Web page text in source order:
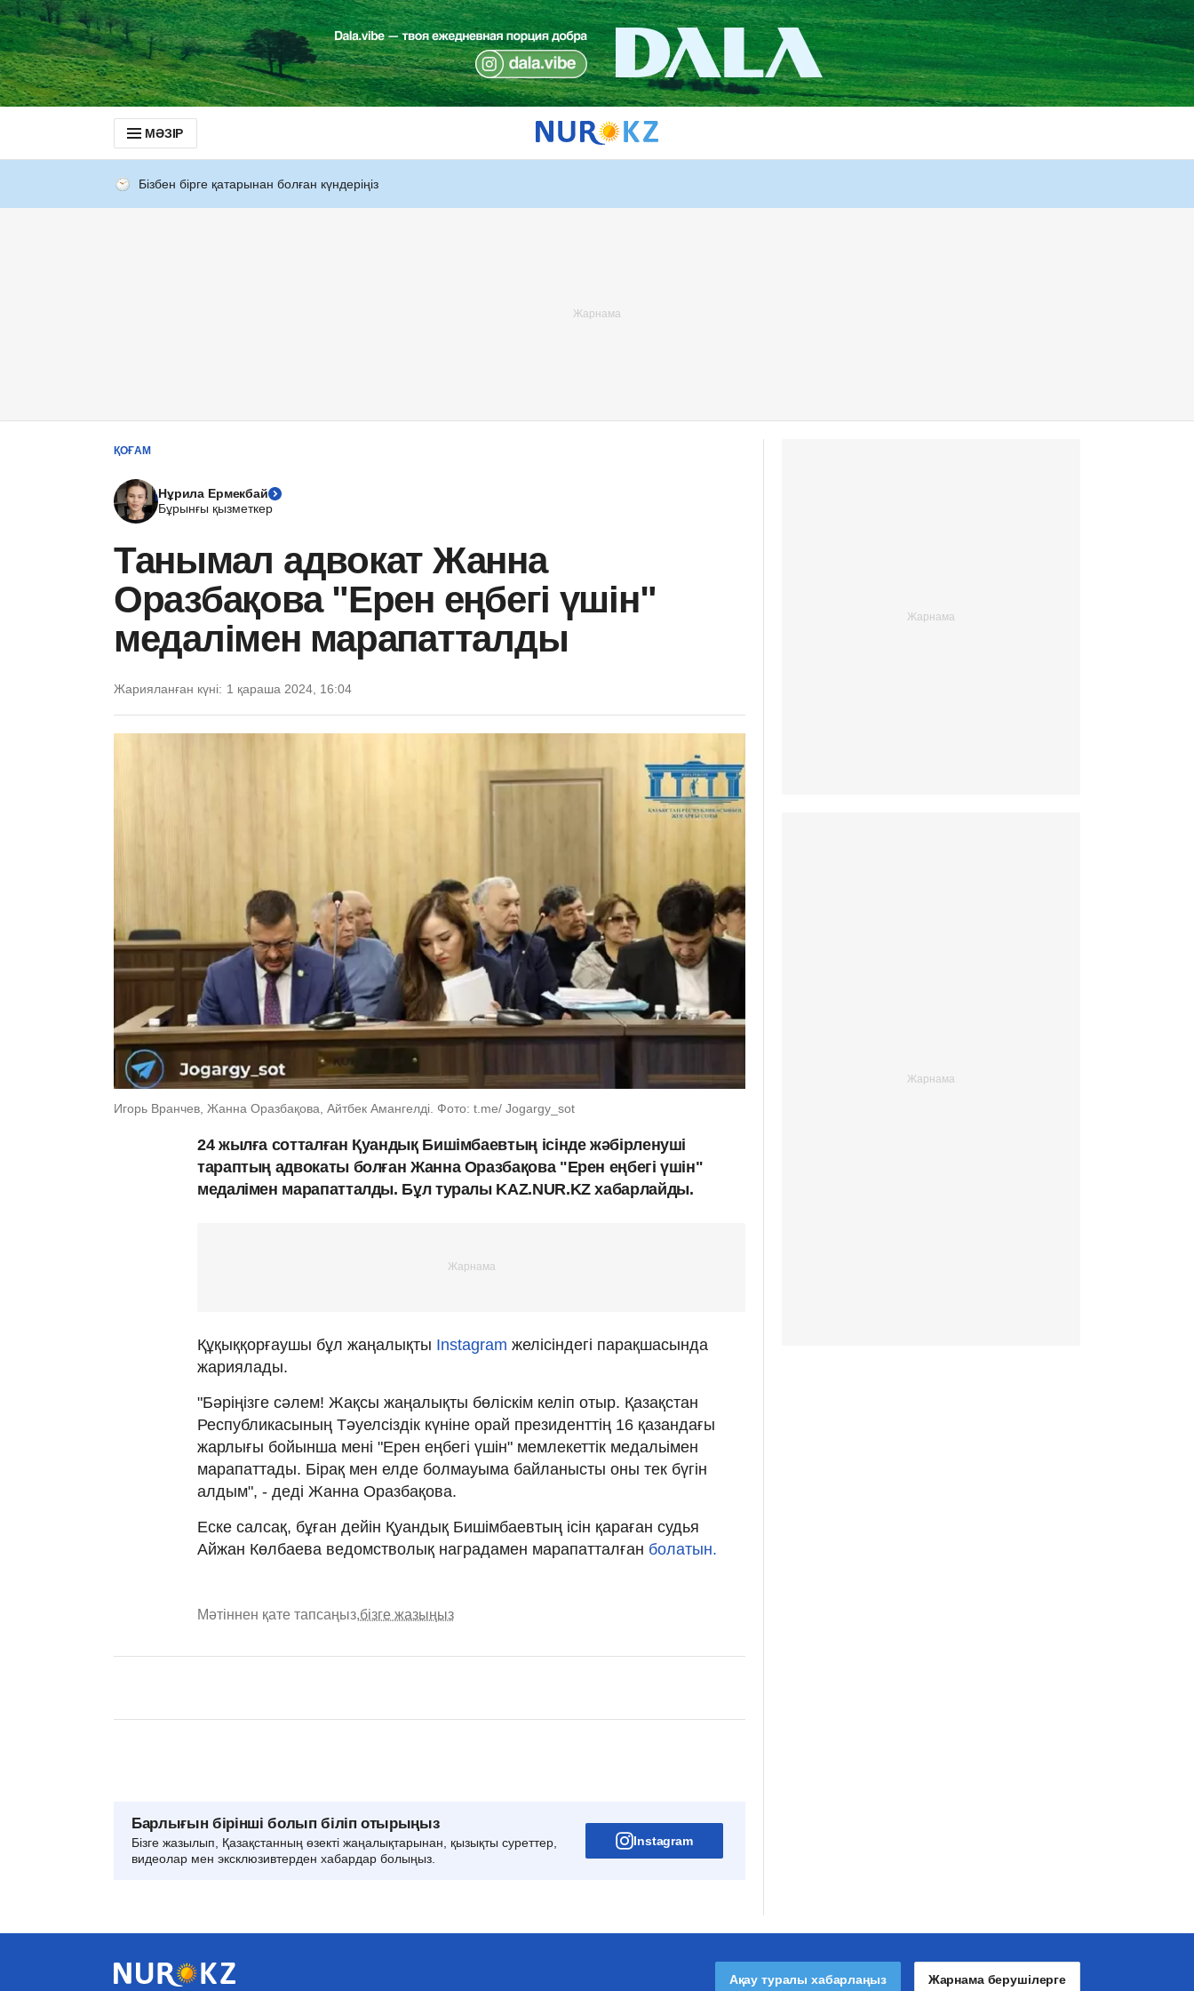
МӘЗІР
Бізбен бірге қатарынан болған күндеріңіз
ҚОҒАМ
Нұрила Ермекбай
Бұрынғы қызметкер
Танымал адвокат Жанна
Оразбақова "Ерен еңбегі үшін"
медалімен марапатталды
Жарияланған күні: 1 қараша 2024, 16:04
Игорь Вранчев, Жанна Оразбақова, Айтбек Амангелді. Фото: t.me/ Jogargy_sot
24 жылға сотталған Қуандық Бишімбаевтың ісінде жәбірленуші
тараптың адвокаты болған Жанна Оразбақова "Ерен еңбегі үшін"
медалімен марапатталды. Бұл туралы KAZ.NUR.KZ хабарлайды.
Құқыққорғаушы бұл жаңалықты Instagram желісіндегі парақшасында
жариялады.
"Бәріңізге сәлем! Жақсы жаңалықты бөліскім келіп отыр. Қазақстан
Республикасының Тәуелсіздік күніне орай президенттің 16 қазандағы
жарлығы бойынша мені "Ерен еңбегі үшін" мемлекеттік медальімен
марапаттады. Бірақ мен елде болмауыма байланысты оны тек бүгін
алдым", - деді Жанна Оразбақова.
Еске салсақ, бұған дейін Қуандық Бишімбаевтың ісін қараған судья
Айжан Көлбаева ведомстволық наградамен марапатталған болатын.
Мәтіннен қате тапсаңыз,бізге жазыңыз
Барлығын бірінші болып біліп отырыңыз
Бізге жазылып, Қазақстанның өзекті жаңалықтарынан, қызықты суреттер,
видеолар мен эксклюзивтерден хабардар болыңыз.
Instagram
Ақау туралы хабарлаңыз Жарнама берушілерге